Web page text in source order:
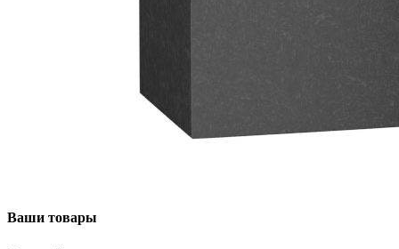
Ваши товары